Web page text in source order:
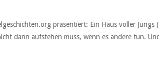
präsentiert: Ein Haus voller
dann aufstehen muss, wenn es andere tun.